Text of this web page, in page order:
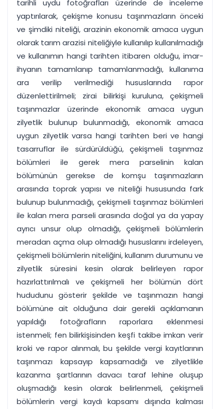
tarihli uydu fotoğrafları üzerinde de inceleme
yaptırılarak, çekişme konusu taşınmazların önceki
ve şimdiki niteliği, arazinin ekonomik amaca uygun
olarak tarım arazisi niteliğiyle kullanılıp kullanılmadığı
ve kullanımın hangi tarihten itibaren olduğu, imar-
ihyanın tamamlanıp tamamlanmadığı, kullanıma
ara verilip verilmediği hususlarında rapor
düzenlettirilmeli; zirai bilirkişi kuruluna, çekişmeli
taşınmazlar üzerinde ekonomik amaca uygun
zilyetlik bulunup bulunmadığı, ekonomik amaca
uygun zilyetlik varsa hangi tarihten beri ve hangi
tasarruflar ile sürdürüldüğü, çekişmeli taşınmaz
bölümleri ile gerek mera parselinin kalan
bölümünün gerekse de komşu taşınmazların
arasında toprak yapısı ve niteliği hususunda fark
bulunup bulunmadığı, çekişmeli taşınmaz bölümleri
ile kalan mera parseli arasında doğal ya da yapay
ayrıcı unsur olup olmadığı, çekişmeli bölümlerin
meradan açma olup olmadığı hususlarını irdeleyen,
çekişmeli bölümlerin niteliğini, kullanım durumunu ve
zilyetlik süresini kesin olarak belirleyen rapor
hazırlattırılmalı ve çekişmeli her bölümün dört
hududunu gösterir şekilde ve taşınmazın hangi
bölümüne ait olduğuna dair gerekli açıklamanın
yapıldığı fotoğrafların raporlara eklenmesi
istenmeli; fen bilirkişisinden keşfi takibe imkan verir
kroki ve rapor alınmalı, bu şekilde vergi kayıtlarının
taşınmazı kapsayıp kapsamadığı ve zilyetlikle
kazanma şartlarının davacı taraf lehine oluşup
oluşmadığı kesin olarak belirlenmeli, çekişmeli
bölümlerin vergi kaydı kapsamı dışında kalması